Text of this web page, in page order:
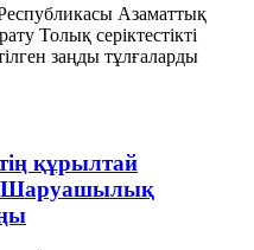
Азаматтық
Толық серіктестікті
заңды тұлғаларды
құрылтай
Шаруашылық